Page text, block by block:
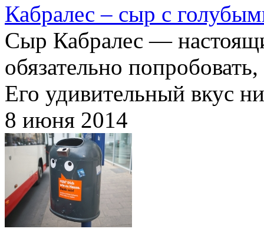
Кабралес – сыр с
Сыр Кабралес —
обязательно
Его удивительный вкус
8 июня 2014